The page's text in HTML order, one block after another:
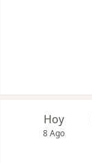
Hoy
8 Ago